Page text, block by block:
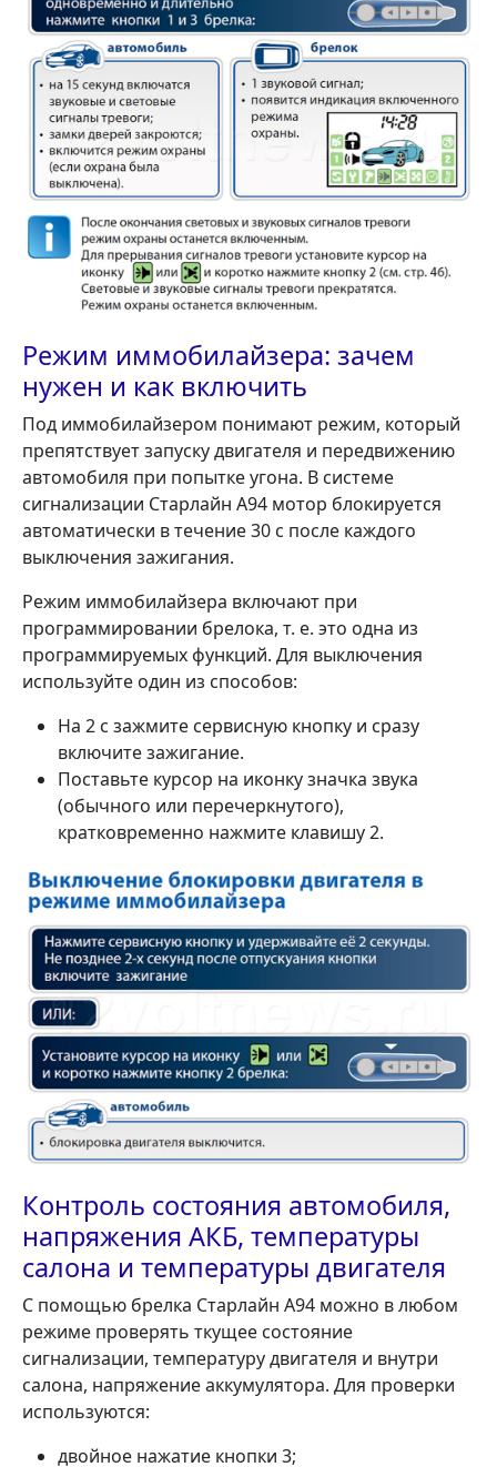
Режим иммобилайзера: зачем
нужен и как включить
Под иммобилайзером понимают режим, который
препятствует запуску двигателя и передвижению
автомобиля при попытке угона. В системе
сигнализации Старлайн А94 мотор блокируется
автоматически в течение 30 с после каждого
выключения зажигания.
Режим иммобилайзера включают при
программировании брелока, т. е. это одна из
программируемых функций. Для выключения
используйте один из способов:
На 2 с зажмите сервисную кнопку и сразу
включите зажигание.
Поставьте курсор на иконку значка звука
(обычного или перечеркнутого),
кратковременно нажмите клавишу 2.
Контроль состояния автомобиля,
напряжения АКБ, температуры
салона и температуры двигателя
С помощью брелка Старлайн А94 можно в любом
режиме проверять ткущее состояние
сигнализации, температуру двигателя и внутри
салона, напряжение аккумулятора. Для проверки
используются:
двойное нажатие кнопки 3;